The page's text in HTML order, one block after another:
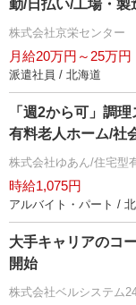
勤/日払い/工場・製
株式会社京栄センター
月給20万円～25万円
派遣社員 / 北海道
「週2から可」調
有料老人ホーム/社
株式会社ゆあん/住宅型
時給1,075円
アルバイト・パート /
大手キャリアのコ
開始
株式会社ベルシステム